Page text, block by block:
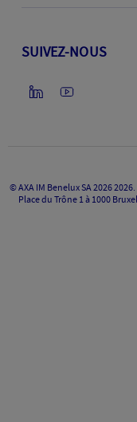
SUIVEZ-NOUS
©AXA IM Benelux SA 20262026.
Place du Trône 1 à 1000